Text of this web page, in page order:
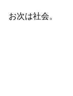
お次は社会。